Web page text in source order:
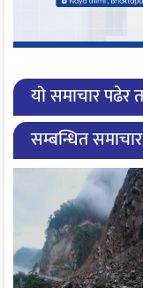
यो समाचार पढेर
सम्बन्धित समाचार